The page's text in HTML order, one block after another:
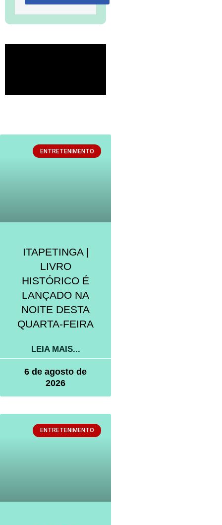
ENTRETENIMENTO
ITAPETINGA |
LIVRO
HISTÓRICO É
LANÇADO NA
NOITE DESTA
QUARTA-FEIRA
LEIA MAIS...
6 de agosto de
2026
ENTRETENIMENTO